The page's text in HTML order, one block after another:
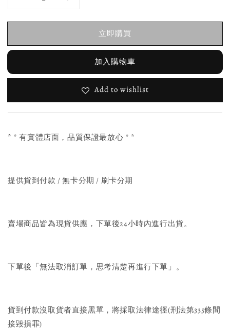
立即購買
加入購物車
Add to wishlist
* * 有實體店面，品質保證最放心 * *
提供貨到付款 / 無卡分期 / 刷卡分期
賣場商品皆為現貨供應，下單後24小時內進行出貨。
下單後「無法取消訂單，思考清楚再進行下單」。
貨到付款沒取貨者直接黑單，將採取法律途徑(刑法第335條間
接毀損罪)